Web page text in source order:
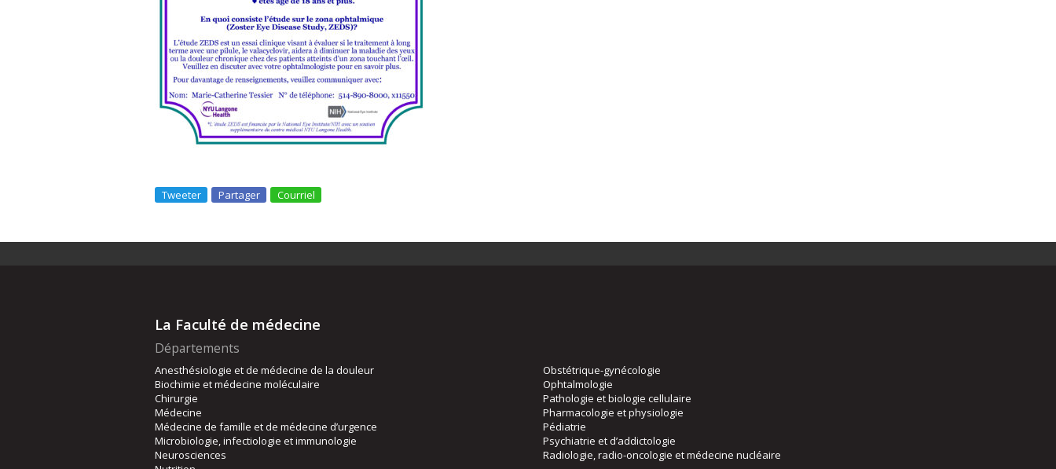
Tweeter Partager Courriel
La Faculté de médecine
Départements
Anesthésiologie et de médecine de la douleur
Biochimie et médecine moléculaire
Chirurgie
Médecine
Médecine de famille et de médecine d’urgence
Microbiologie, infectiologie et immunologie
Neurosciences
Obstétrique-gynécologie
Ophtalmologie
Pathologie et biologie cellulaire
Pharmacologie et physiologie
Pédiatrie
Psychiatrie et d’addictologie
Radiologie, radio-oncologie et médecine nucléaire